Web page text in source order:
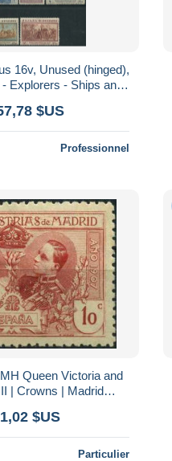
16v, Unused (hinged),
Explorers - Ships and
$US
Professionnel
Queen Victoria and
| Crowns | Madrid
$US
Particulier